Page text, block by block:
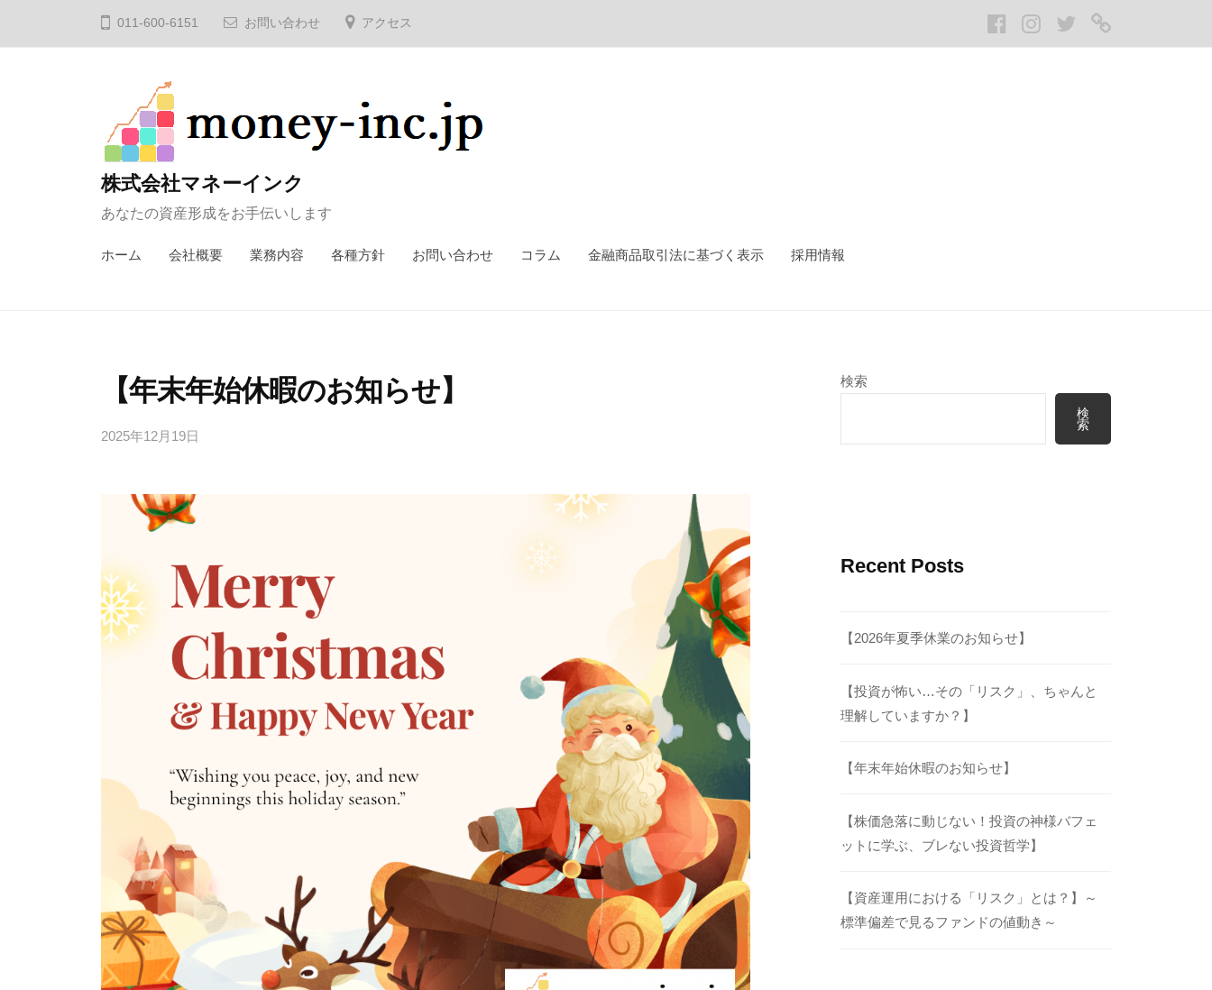
011-600-6151 お問い合わせ アクセス Facebook
Instagram
twitterLINE
株式会社マネーインク
あなたの資産形成をお手伝いします
ホーム 会社概要 業務内容 各種方針 お問い合わせ コラム 金融商品取引法に基づく表示 採用情報
【年末年始休暇のお知らせ】
2025年12月19日
7
7
4
検索
検
索
Recent Posts
【2026年夏季休業のお知らせ】
【投資が怖い…その「リスク」、ちゃんと
理解していますか？】
【年末年始休暇のお知らせ】
【株価急落に動じない！投資の神様バフェ
ットに学ぶ、ブレない投資哲学】
【資産運用における「リスク」とは？】～
標準偏差で見るファンドの値動き～